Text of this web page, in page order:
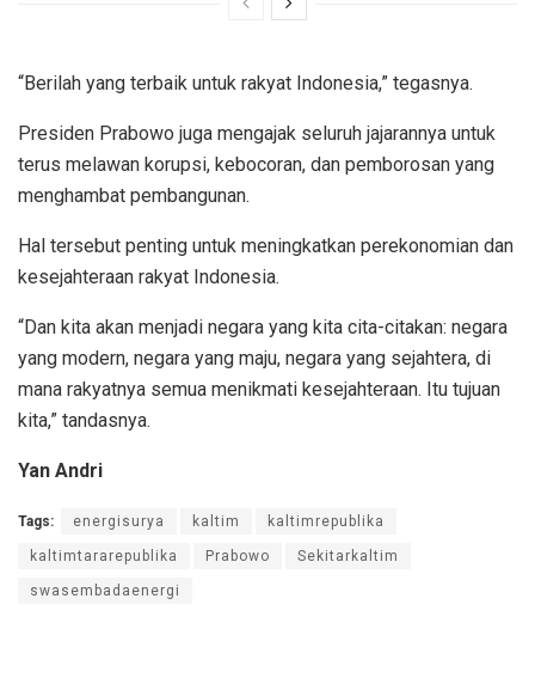
“Berilah yang terbaik untuk rakyat Indonesia,” tegasnya.
Presiden Prabowo juga mengajak seluruh jajarannya untuk
terus melawan korupsi, kebocoran, dan pemborosan yang
menghambat pembangunan.
Hal tersebut penting untuk meningkatkan perekonomian dan
kesejahteraan rakyat Indonesia.
“Dan kita akan menjadi negara yang kita cita-citakan: negara
yang modern, negara yang maju, negara yang sejahtera, di
mana rakyatnya semua menikmati kesejahteraan. Itu tujuan
kita,” tandasnya.
Yan Andri
Tags: energisurya kaltim kaltimrepublika
kaltimtararepublika Prabowo Sekitarkaltim
swasembadaenergi